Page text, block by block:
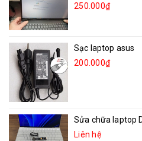
250.000₫
Sạc laptop asus
200.000₫
Sửa chữa laptop
Liên hệ